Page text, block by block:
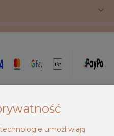
umożliwiają